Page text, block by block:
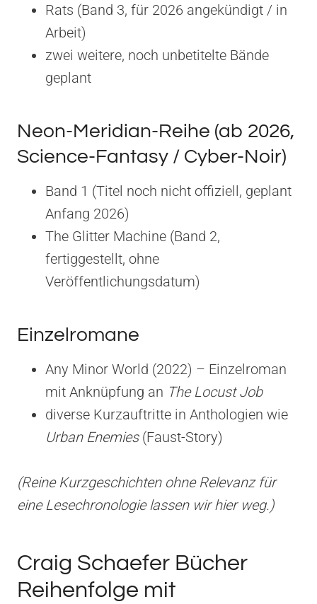
Rats (Band 3, für 2026 angekündigt / in
Arbeit)
zwei weitere, noch unbetitelte Bände
geplant
Neon-Meridian-Reihe (ab 2026,
Science-Fantasy / Cyber-Noir)
Band 1 (Titel noch nicht offiziell, geplant
Anfang 2026)
The Glitter Machine (Band 2,
fertiggestellt, ohne
Veröffentlichungsdatum)
Einzelromane
Any Minor World (2022) – Einzelroman
mit Anknüpfung an The Locust Job
diverse Kurzauftritte in Anthologien wie
Urban Enemies(Faust-Story)
(Reine Kurzgeschichten ohne Relevanz für
eine Lesechronologie lassen wir hier weg.)
Craig Schaefer Bücher
Reihenfolge mit